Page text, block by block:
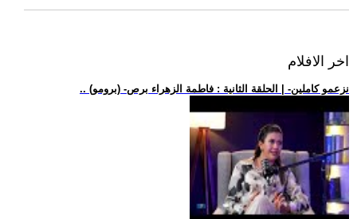
اخر الافلام
.. (برومو) -نزعمو كاملين- | الحلقة الثانية : فاطمة الزهراء برص